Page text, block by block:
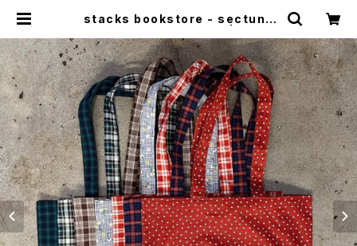
stacks bookstore - sectuno
s bookstore